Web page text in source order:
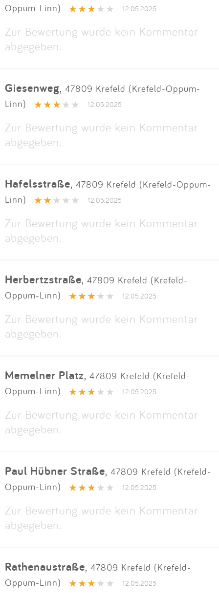
Oppum-Linn)
12.05.2025
Zur Bewertung wurde kein Kommentar
abgegeben.
Giesenweg, 47809 Krefeld (Krefeld-Oppum-
Linn)
12.05.2025
Zur Bewertung wurde kein Kommentar
abgegeben.
Hafelsstraße, 47809 Krefeld (Krefeld-Oppum-
Linn)
12.05.2025
Zur Bewertung wurde kein Kommentar
abgegeben.
Herbertzstraße, 47809 Krefeld (Krefeld-
Oppum-Linn)
12.05.2025
Zur Bewertung wurde kein Kommentar
abgegeben.
Memelner Platz, 47809 Krefeld (Krefeld-
Oppum-Linn)
12.05.2025
Zur Bewertung wurde kein Kommentar
abgegeben.
Paul Hübner Straße, 47809 Krefeld (Krefeld-
Oppum-Linn)
12.05.2025
Zur Bewertung wurde kein Kommentar
abgegeben.
Rathenaustraße, 47809 Krefeld (Krefeld-
Oppum-Linn)
12.05.2025